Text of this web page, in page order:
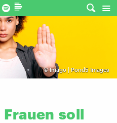
©Imago | Pond5 Images
Frauen soll